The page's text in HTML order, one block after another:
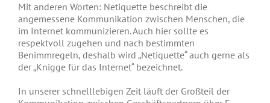
Mit anderen Worten: Netiquette beschreibt die
angemessene Kommunikation zwischen Menschen, die
im Internet kommunizieren. Auch hier sollte es
respektvoll zugehen und nach bestimmten
Benimmregeln, deshalb wird „Netiquette“ auch gerne als
der „Knigge für das Internet“ bezeichnet.
In unserer schnelllebigen Zeit läuft der Großteil der